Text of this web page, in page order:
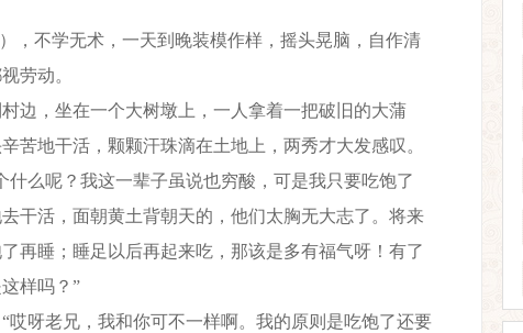
不学无术，一天到晚装模作样，摇头晃脑，自作清
劳动。
，坐在一个大树墩上，一人拿着一把破旧的大蒲
苦地干活，颗颗汗珠滴在土地上，两秀才大发感叹。
么呢？我这一辈子虽说也穷酸，可是我只要吃饱了
干活，面朝黄土背朝天的，他们太胸无大志了。将来
再睡；睡足以后再起来吃，那该是多有福气呀！有了
样吗？”
呀老兄，我和你可不一样啊。我的原则是吃饱了还要